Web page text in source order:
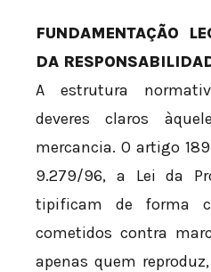
FUNDAMENTAÇÃO
DA
A estrutura
deveres claros
mercancia. O artigo
9.279/96, a Lei da
tipificam de forma
cometidos contra
apenas quem